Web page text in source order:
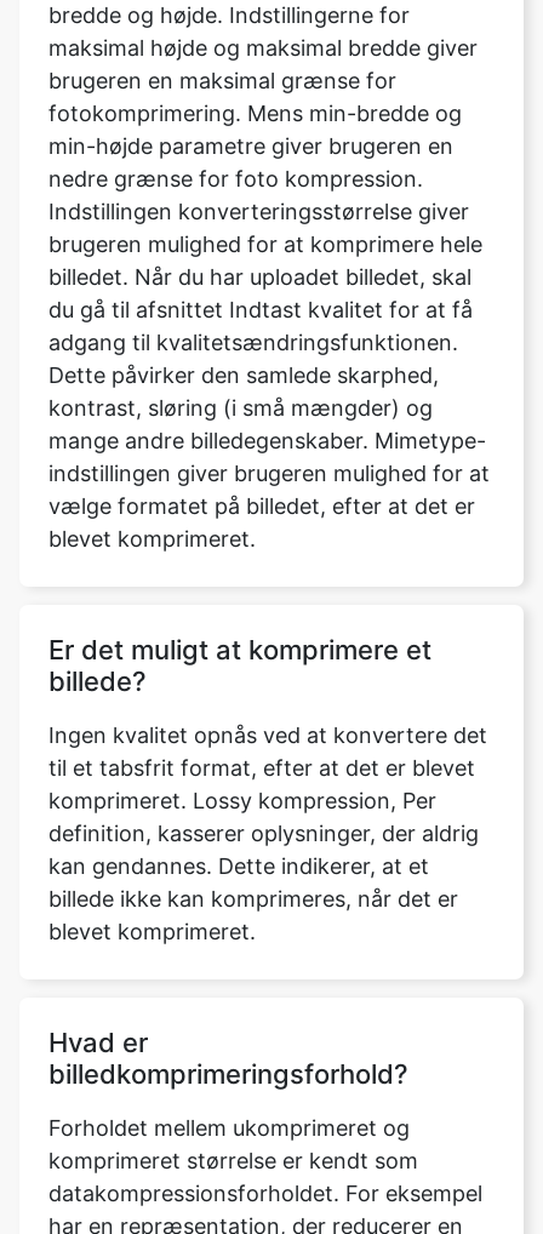
fotokomprimering. Mens min-bredde og
min-højde parametre giver brugeren en
nedre grænse for foto kompression.
Indstillingen konverteringsstørrelse giver
brugeren mulighed for at komprimere hele
billedet. Når du har uploadet billedet, skal
du gå til afsnittet Indtast kvalitet for at få
adgang til kvalitetsændringsfunktionen.
Dette påvirker den samlede skarphed,
kontrast, sløring (i små mængder) og
mange andre billedegenskaber. Mimetype-
indstillingen giver brugeren mulighed for at
vælge formatet på billedet, efter at det er
blevet komprimeret.
Er det muligt at komprimere et
Ingen kvalitet opnås ved at konvertere det
til et tabsfrit format, efter at det er blevet
definition, kasserer oplysninger, der aldrig
kan gendannes. Dette indikerer, at et
billede ikke kan komprimeres, når det er
blevet komprimeret.
Hvad er
Forholdet mellem ukomprimeret og
komprimeret størrelse er kendt som
datakompressionsforholdet. For eksempel
har en repræsentation, der reducerer en
fils lagerplads fra 100 MB til 50 mB, et
kompressionsforhold på 100/50 = 2, ofte
noteret som et eksplicit forhold, 2:1 eller